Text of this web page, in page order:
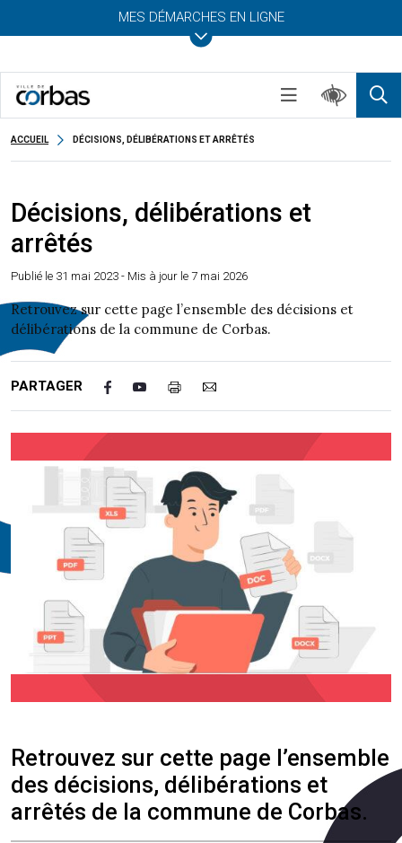
MES DÉMARCHES EN LIGNE
ACCUEIL DÉCISIONS, DÉLIBÉRATIONS ET ARRÊTÉS
Décisions, délibérations et
arrêtés
Publié le 31 mai 2023 - Mis à jour le 7 mai 2026
Retrouvez sur cette page l’ensemble des décisions et
délibérations de la commune de Corbas.
PARTAGER
Retrouvez sur cette page l’ensemble
des décisions, délibérations et
arrêtés de la commune de Corbas.